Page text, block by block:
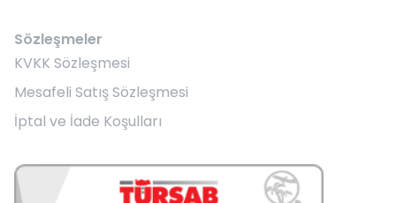
Sözleşmeler
KVKK Sözleşmesi
Mesafeli Satış Sözleşmesi
İptal ve İade Koşulları